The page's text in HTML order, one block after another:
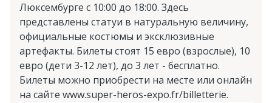
Люксембурге с 10:00 до 18:00. Здесь
представлены статуи в натуральную величину,
официальные костюмы и эксклюзивные
артефакты. Билеты стоят 15 евро (взрослые), 10
евро (дети 3-12 лет), до 3 лет - бесплатно.
Билеты можно приобрести на месте или онлайн
на сайте www.super-heros-expo.fr/billetterie.